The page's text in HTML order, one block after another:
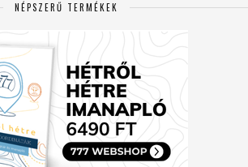
NÉPSZERŰ TERMÉKEK